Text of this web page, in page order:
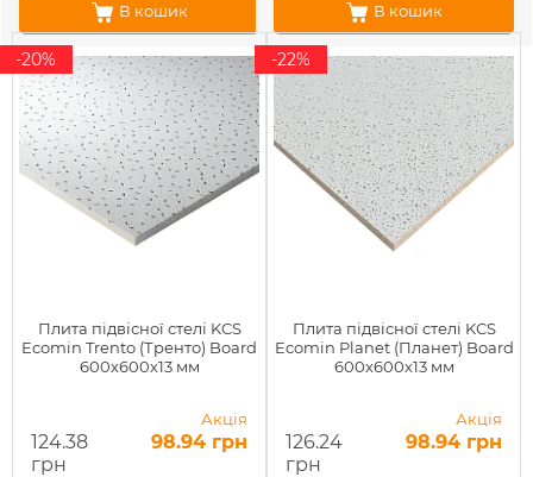
В кошик В кошик
Плита підвісної стелі KCS
Ecomin Trento (Тренто) Board
600х600х13 мм
-20%
124.38
грн
Акція
98.94 грн
Плита підвісної стелі KCS
Ecomin Planet (Планет) Board
600х600х13 мм
-22%
126.24
грн
Акція
98.94 грн